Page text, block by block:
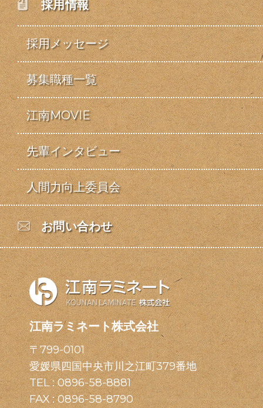
採用情報
採用メッセージ
募集職種一覧
江南MOVIE
先輩インタビュー
人間力向上委員会
お問い合わせ
江南ラミネート株式会社
〒799-0101
愛媛県四国中央市川之江町379番地
TEL :0896-58-8881
FAX : 0896-58-8790